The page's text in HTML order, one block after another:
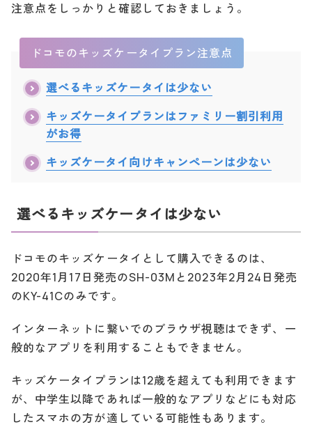
注意点をしっかりと確認しておきましょう。
ドコモのキッズケータイプラン注意点
選べるキッズケータイは少ない
キッズケータイプランはファミリー割引利用
がお得
キッズケータイ向けキャンペーンは少ない
選べるキッズケータイは少ない
ドコモのキッズケータイとして購入できるのは、
2020年1月17日発売のSH-03Mと2023年2月24日発売
のKY-41Cのみです。
インターネットに繋いでのブラウザ視聴はできず、一
般的なアプリを利用することもできません。
キッズケータイプランは12歳を超えても利用できます
が、中学生以降であれば一般的なアプリなどにも対応
したスマホの方が適している可能性もあります。